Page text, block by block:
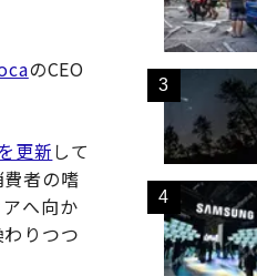
のCEO
更新して
者の嗜
へ向か
りつつ